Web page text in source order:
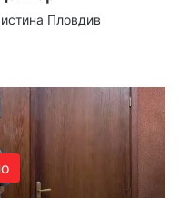
Пловдив